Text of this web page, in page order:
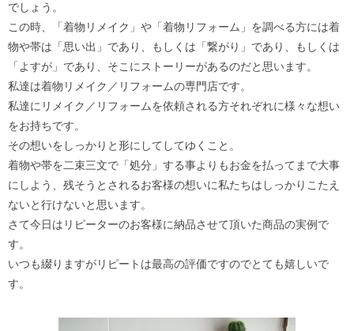
でしょう。
この時、「着物リメイク」や「着物リフォーム」を調べる方には着
物や帯は「思い出」であり、もしくは「繋がり」であり、もしくは
「よすが」であり、そこにストーリーがあるのだと思います。
私達は着物リメイク／リフォームの専門店です。
私達にリメイク／リフォームを依頼される方それぞれに様々な想い
をお持ちです。
その想いをしっかりと形にしてしてゆくこと。
着物や帯を二束三文で「処分」する事よりもお金を払ってまで大事
にしよう、残そうとされるお客様の想いに私たちはしっかりこたえ
ないと行けないと思います。
さて今日はリピーターのお客様に納品させて頂いた商品の実例で
す。
いつも綴りますがリピートは最高の評価ですのでとても嬉しいで
す。